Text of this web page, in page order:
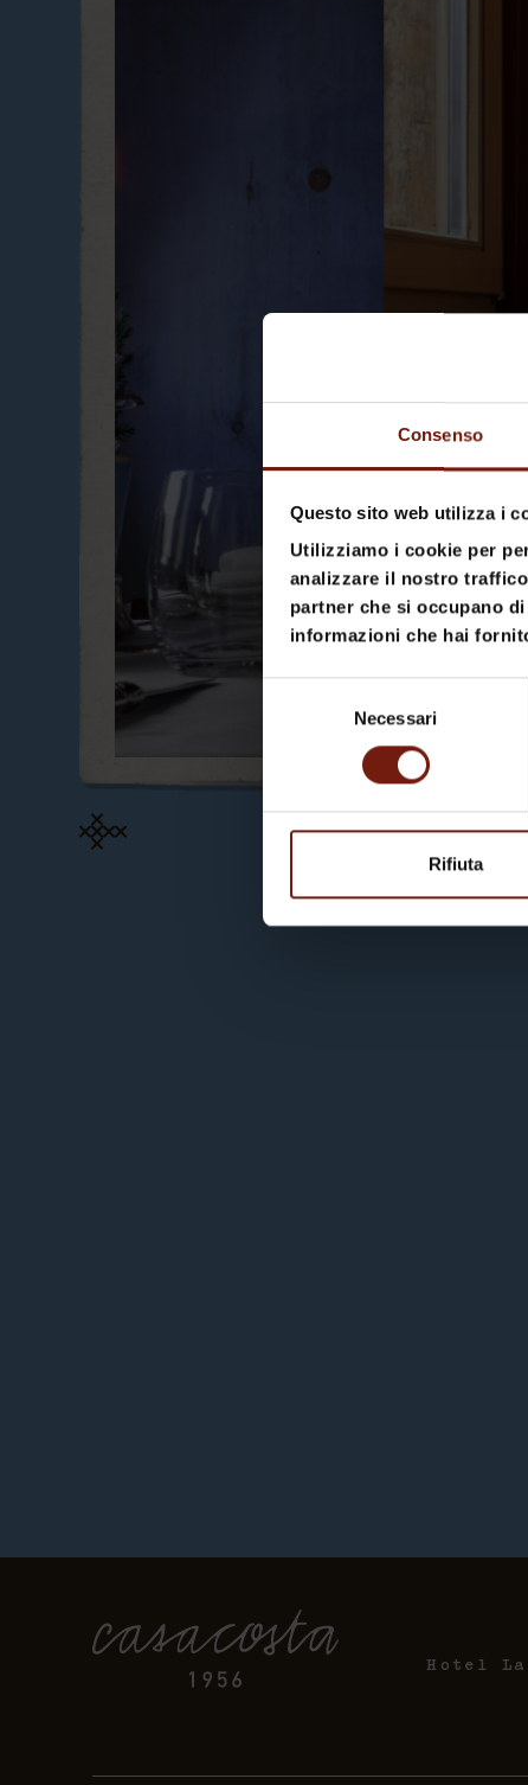
Consenso
Questo sito web utilizza i
Utilizziamo i cookie per
analizzare il nostro
partner che si occupano
informazioni che hai
Necessari
Rifiuta
Hotel